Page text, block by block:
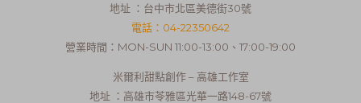
地址 ：台中市北區美德街30號
電話：04-22350642
營業時間：MON-SUN 11:00-13:00、17:00-19:00
米爾利甜點創作 – 高雄工作室
地址 ：高雄市苓雅區光華一路148-67號